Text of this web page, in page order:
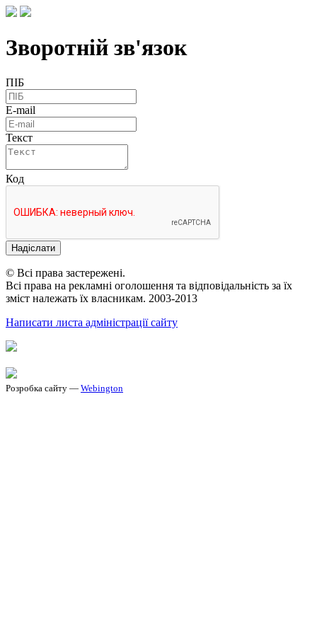
Зворотній зв'язок
ПІБ
E-mail
Текст
Код
Надіслати
© Всі права застережені.
Всі права на рекламні оголошення та відповідальність за їх
зміст належать їх власникам. 2003-2013
Написати листа адміністрації сайту
Розробка сайту — Webington